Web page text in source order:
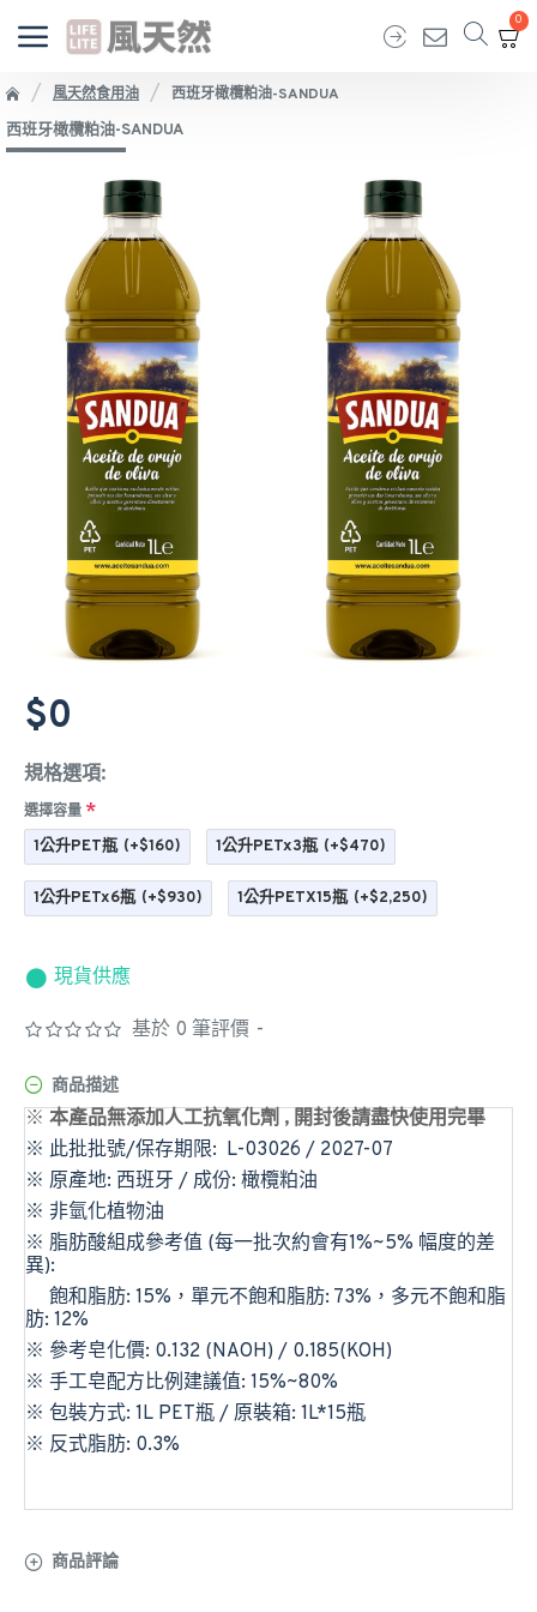
0
風天然食用油
西班牙橄欖粕油-SANDUA
西班牙橄欖粕油-SANDUA
現貨供應
基於 0 筆評價 -
$0
規格選項:
選擇容量
1公升PET瓶 (+$160) 1公升PETx3瓶 (+$470)
1公升PETx6瓶 (+$930) 1公升PETX15瓶 (+$2,250)
商品描述
※ 本產品無添加人工抗氧化劑 , 開封後請盡快使用完畢
※ 此批批號/保存期限: L-03026 / 2027-07
※ 原產地: 西班牙 / 成份: 橄欖粕油
※ 非氫化植物油
※ 脂肪酸組成參考值 (每一批次約會有1%~5% 幅度的差
異):
飽和脂肪: 15%，單元不飽和脂肪: 73%，多元不飽和脂
肪: 12%
※ 參考皂化價: 0.132 (NAOH) / 0.185(KOH)
※ 手工皂配方比例建議值: 15%~80%
※ 包裝方式: 1L PET瓶 / 原裝箱: 1L*15瓶
※ 反式脂肪: 0.3%
商品評論